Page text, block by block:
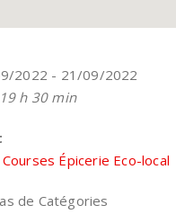
2022 - 21/09/2022
h 30 min
Épicerie Eco-local
de Catégories